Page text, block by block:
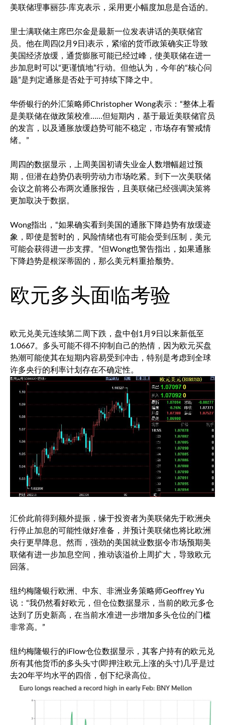
美联储理事丽莎·库克表示，采用更小幅度加息是合适的。
里士满联储主席巴尔金是最新一位发表讲话的美联储官
员。他在周四(2月9日)表示，紧缩的货币政策确实正导致
美国经济放缓，通货膨胀可能已经过峰，使美联储在进一
步加息时可以“更谨慎地”行动。但他认为，今年的“核心问
题”是判定通胀是否处于可持续下降之中。
华侨银行的外汇策略师Christopher Wong表示：“整体上看
是美联储在做政策校准……但短期内，基于最近美联储官员
的发言，以及通胀放缓趋势可能不稳定，市场存有警戒情
绪。”
周四的数据显示，上周美国初请失业金人数增幅超过预
期，但潜在趋势仍表明劳动力市场吃紧。到下一次美联储
会议之前将公布两次通胀报告，且美联储已经强调决策将
更加取决于数据。
Wong指出，“如果确实看到美国的通胀下降趋势有放缓迹
象，即使是暂时的，风险情绪也有可能会受到压制，美元
可能会获得进一步支撑。”但Wong也警告指出，如果通胀
下降趋势是根深蒂固的，那么美元料重拾颓势。
欧元多头面临考验
欧元兑美元连续第二周下跌，盘中创1月9日以来新低至
1.0667。多头可能不得不抑制自己的热情，因为欧元买盘
热潮可能使其在短期内容易受到冲击，特别是考虑到全球
许多央行的利率计划存在不确定性。
汇价此前得到额外提振，缘于投资者为美联储先于欧洲央
行停止加息的可能性做好准备，并预计美联储也将比欧洲
央行更早降息。然而，强劲的美国就业数据令市场预期美
联储有进一步加息空间，推动该溢价上周扩大，导致欧元
回落。
纽约梅隆银行欧洲、中东、非洲业务策略师Geoffrey Yu
说：“我仍然看好欧元，但仓位数据显示，当前的欧元多仓
达到了历史新高，在当前水准进一步增加多头仓位的门槛
非常高。”
纽约梅隆银行的iFlow仓位数据显示，其客户持有的欧元兑
所有其他货币的多头头寸(即押注欧元上涨的头寸)几乎是过
去20年平均水平的四倍，创下纪录高位。